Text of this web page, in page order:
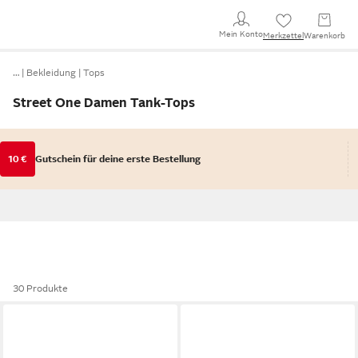
Mein KontoMerkzettel Warenkorb
… Bekleidung Tops
Street One Damen Tank-Tops
10 € Gutschein für deine erste Bestellung
30 Produkte